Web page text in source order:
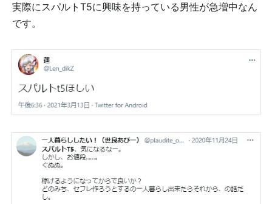
実際にスパルトT5に興味を持っている男性が急増中なん
です。